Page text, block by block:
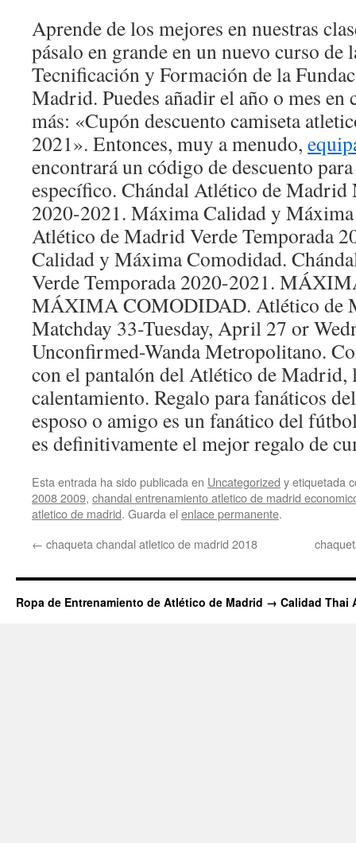
Aprende de los mejores en nuestras
pásalo en grande en un nuevo curso de
Tecnificación y Formación de la
Madrid. Puedes añadir el año o mes
más: «Cupón descuento camiseta
2021». Entonces, muy a menudo,
encontrará un código de descuento
específico. Chándal Atlético de Madrid
2020-2021. Máxima Calidad y
Atlético de Madrid Verde Temporada
Calidad y Máxima Comodidad.
Verde Temporada 2020-2021.
MÁXIMA COMODIDAD. Atlético de
Matchday 33-Tuesday, April 27 or
Unconfirmed-Wanda Metropolitano.
con el pantalón del Atlético de Madrid,
calentamiento. Regalo para fanáticos
esposo o amigo es un fanático del
es definitivamente el mejor regalo de
Esta entrada ha sido publicada en Uncategorized y etiquetada
2008 2009, chandal entrenamiento atletico de madrid
atletico de madrid. Guarda el enlace permanente.
← chaqueta chandal atletico de madrid 2018
Ropa de Entrenamiento de Atlético de Madrid → Calidad Thai